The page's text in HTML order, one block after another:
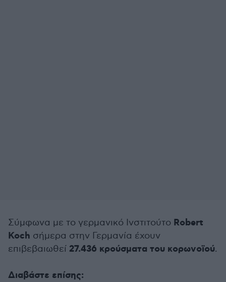
Σύμφωνα με το γερμανικό Ινστιτούτο Robert
Koch σήμερα στην Γερμανία έχουν
επιβεβαιωθεί 27.436 κρούσματα του κορωνοϊού.
Διαβάστε επίσης: